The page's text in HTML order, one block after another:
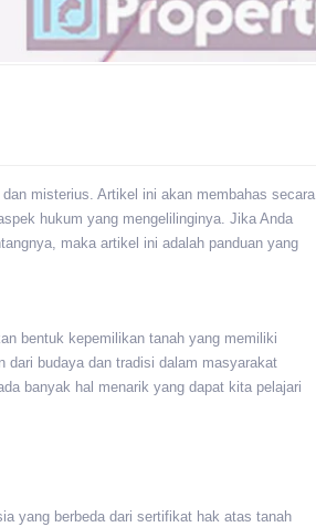
misterius. Artikel ini akan membahas secara
hukum yang mengelilinginya. Jika Anda
maka artikel ini adalah panduan yang
bentuk kepemilikan tanah yang memiliki
dari budaya dan tradisi dalam masyarakat
banyak hal menarik yang dapat kita pelajari
yang berbeda dari sertifikat hak atas tanah